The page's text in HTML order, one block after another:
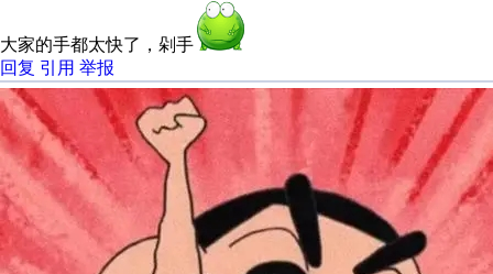
大家的手都太快了，剁手
回复 引用 举报